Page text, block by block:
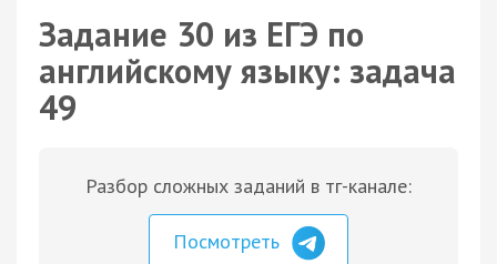
Задание 30 из ЕГЭ по
английскому языку: задача
49
Разбор сложных заданий в тг-канале:
Посмотреть